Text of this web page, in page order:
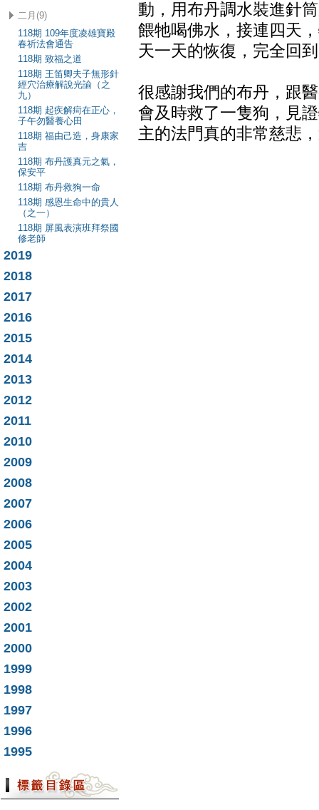
二月(9)
118期 109年度凌雄寶殿
春祈法會通告
118期 致福之道
118期 王笛卿夫子無形針
經穴治療解說光諭（之
九）
118期 起疾解疴在正心，
子午勿醫養心田
118期 福由己造，身康家
吉
118期 布丹護真元之氣，
保安平
118期 布丹救狗一命
118期 感恩生命中的貴人
（之一）
118期 屏風表演班拜祭國
修老師
2019
2018
2017
2016
2015
2014
2013
2012
2011
2010
2009
2008
2007
2006
2005
2004
2003
2002
2001
2000
1999
1998
1997
1996
1995
動，用布丹調水裝進針
餵牠喝佛水，接連四天
天一天的恢復，完全回
很感謝我們的布丹，跟
會及時救了一隻狗，見
主的法門真的非常慈悲